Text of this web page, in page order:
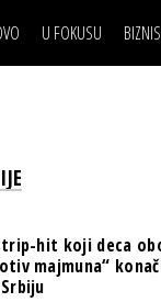
U FOKUSU BIZNIS
IZJAVA DANA
hit koji deca
majmuna“